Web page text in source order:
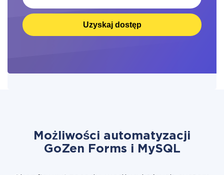
Uzyskaj dostęp
Możliwości automatyzacji
GoZen Forms i MySQL